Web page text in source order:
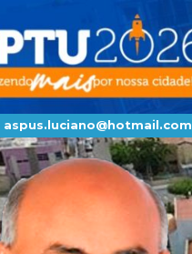
aspus.luciano@hotmail.com